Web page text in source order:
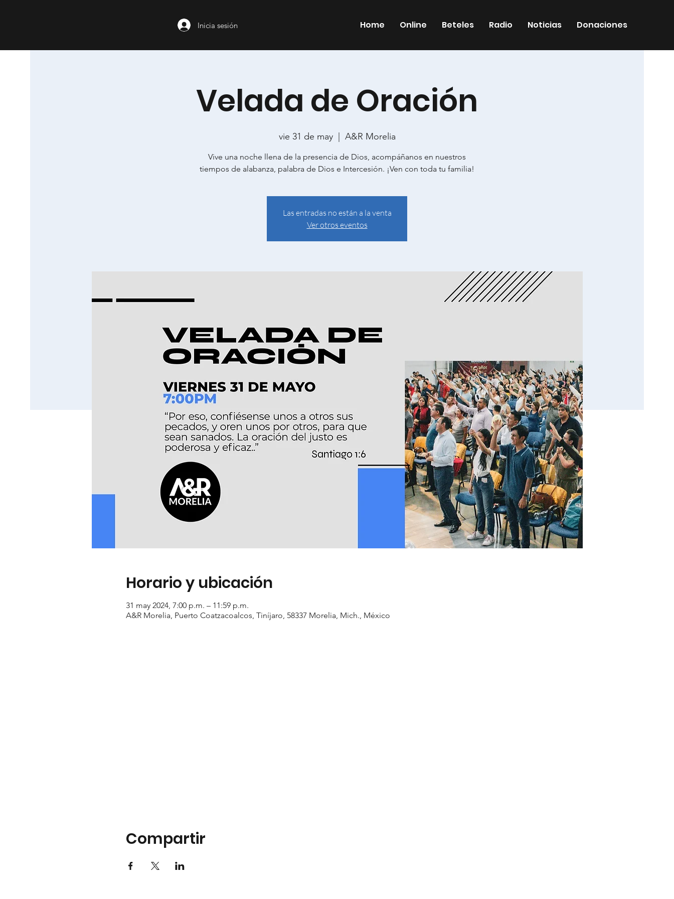
Inicia sesión Home Online Beteles Radio Noticias Donaciones
Velada de Oración
vie 31 de may
  |
A&R Morelia
Vive una noche llena de la presencia de Dios, acompáñanos en nuestros
tiempos de alabanza, palabra de Dios e Intercesión. ¡Ven con toda tu familia!
Las entradas no están a la venta
Ver otros eventos
Horario y ubicación
31 may 2024, 7:00 p.m. – 11:59 p.m.
A&R Morelia, Puerto Coatzacoalcos, Tiníjaro, 58337 Morelia, Mich., México
Compartir